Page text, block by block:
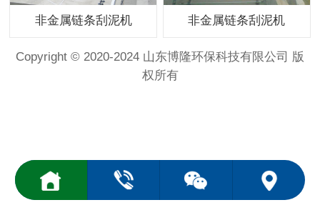
非金属链条刮泥机 非金属链条刮泥机
Copyright © 2020-2024 山东博隆环保科技有限公司 版
权所有